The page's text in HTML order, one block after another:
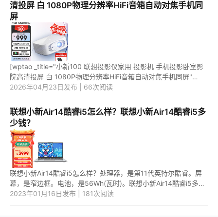
清投屏 白 1080P物理分辨率HiFi音箱自动对焦手机同
屏
[wptao _title="小新100 联想投影仪家用 投影机 手机投影卧室影
院高清投屏 白 1080P物理分辨率HiFi音箱自动对焦手机同屏"
price="1129" url="https://item.jd.com/100065205897.html"
2026年04月23日发布 | 66次阅读
联想小新Air14酷睿i5怎么样？联想小新Air14酷睿i5多
少钱？
联想小新Air14酷睿i5怎么样？处理器，是第11代英特尔酷睿。屏
幕，是窄边框。电池，是56Wh(瓦时)。联想小新Air14酷睿i5多少
钱？售价，是3999.9元。 [wptao _title="联想笔记本电脑 小新
2023年01月16日发布 | 181次阅读